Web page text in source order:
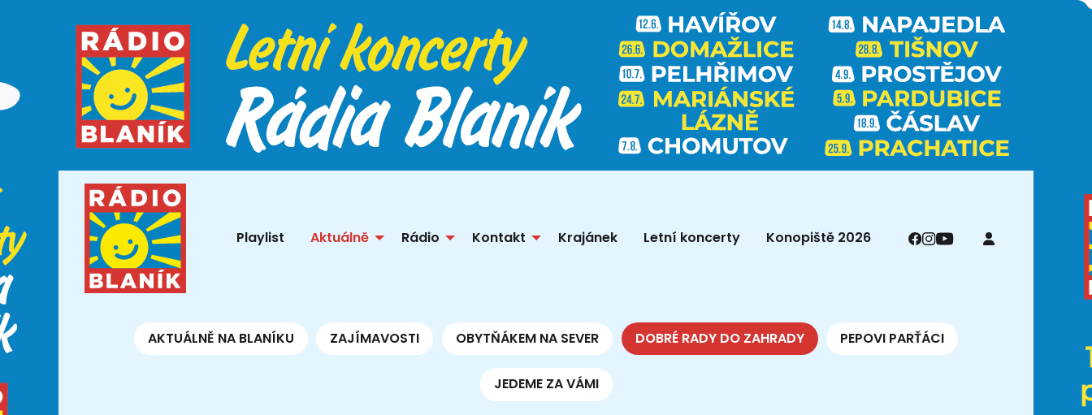
Playlist Aktuálně Rádio Kontakt Krajánek Letní koncerty Konopiště 2026
AKTUÁLNĚ NA BLANÍKU ZAJÍMAVOSTI OBYTŇÁKEM NA SEVER DOBRÉ RADY DO ZAHRADY PEPOVI PARŤÁCI
JEDEME ZA VÁMI